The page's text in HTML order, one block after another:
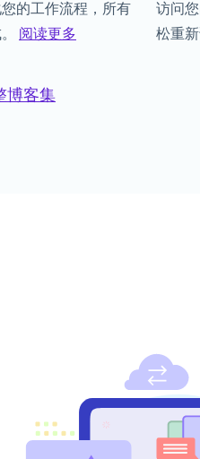
的工作流程，所有
阅读更多
访问
松重
博客集